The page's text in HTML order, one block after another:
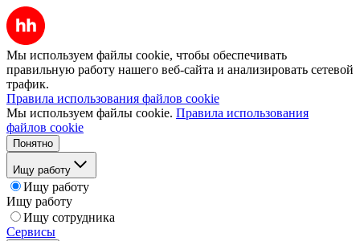
Мы используем файлы cookie, чтобы обеспечивать
правильную работу нашего веб-сайта и анализировать сетевой
трафик.
Правила использования файлов cookie
Мы используем файлы cookie. Правила использования
файлов cookie
Понятно
Ищу работу
Ищу работу
Ищу работу
Ищу сотрудника
Сервисы